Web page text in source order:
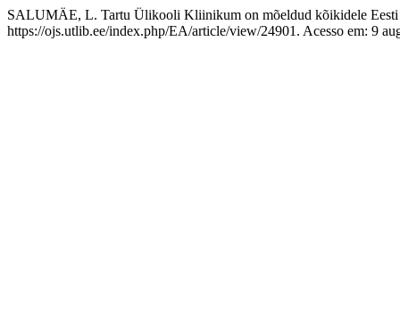
SALUMÄE, L. Tartu Ülikooli Kliinikum on mõeldud kõikidele
https://ojs.utlib.ee/index.php/EA/article/view/24901. Acesso em: 9